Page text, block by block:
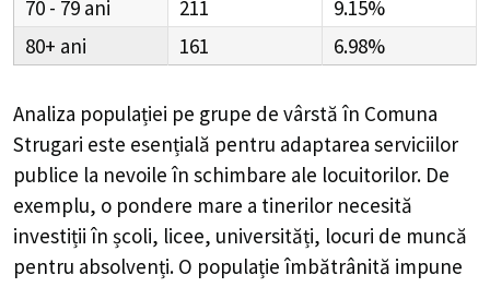
70 - 79
211
9.15%
80+
161 6.98%
Analiza populației pe grupe de vârstă în Comuna
Strugari este esențială pentru adaptarea serviciilor
publice la nevoile în schimbare ale locuitorilor. De
exemplu, o pondere mare a tinerilor necesită
investiții în școli, licee, universități, locuri de muncă
pentru absolvenți. O populație îmbătrânită impune